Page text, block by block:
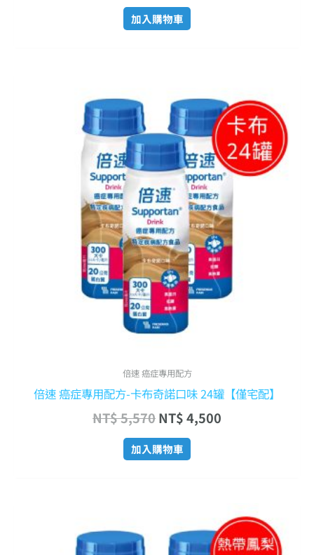
加入購物車
倍速 癌症專用配方
倍速 癌症專用配方-卡布奇諾口味 24罐【僅宅配】
NT$5,570
價
格：
NT$ 5,570。
NT$4,500
前
價
格：
NT$ 4,500。
加入購物車
價
前
價